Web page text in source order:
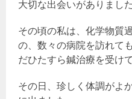
大切な出会いがありました
その頃の私は、化学物質
の、数々の病院を訪れて
だひたすら鍼治療を受け
その日、珍しく体調がよ